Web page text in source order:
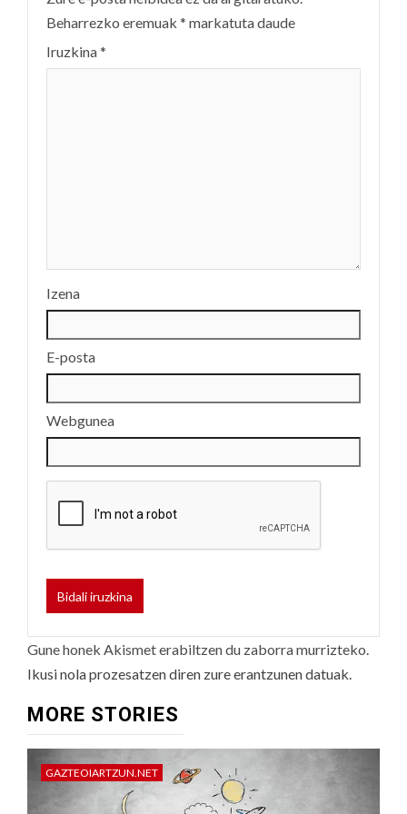
Beharrezko eremuak * markatuta daude
Iruzkina*
Izena
E-posta
Webgunea
Gune honek Akismet erabiltzen du zaborra murrizteko.
Ikusi nola prozesatzen diren zure erantzunen datuak.
MORE STORIES
GAZTEOIARTZUN.NET